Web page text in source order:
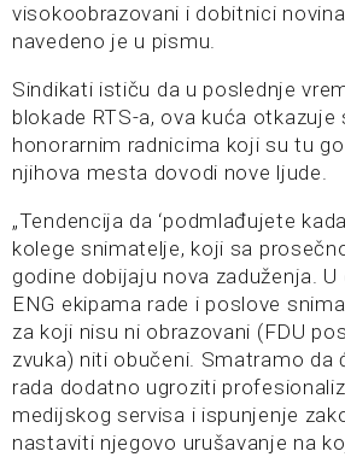
visokoobrazovani i dobitnici
navedeno je u pismu.
Sindikati ističu da u poslednje
blokade RTS-a, ova kuća otkazuje
honorarnim radnicima koji su tu
njihova mesta dovodi nove ljude.
„Tendencija da ‘podmlađujete
kolege snimatelje, koji sa
godine dobijaju nova zaduženja.
ENG ekipama rade i poslove
za koji nisu ni obrazovani (FDU
zvuka) niti obučeni. Smatramo da
rada dodatno ugroziti
medijskog servisa i ispunjenje
nastaviti njegovo urušavanje na